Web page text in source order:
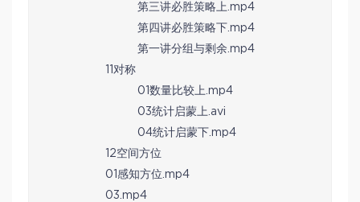
第三讲必胜策略上.mp4
第四讲必胜策略下.mp4
第一讲分组与剩余.mp4
11对称
01数量比较上.mp4
03统计启蒙上.avi
04统计启蒙下.mp4
12空间方位
01感知方位.mp4
03.mp4